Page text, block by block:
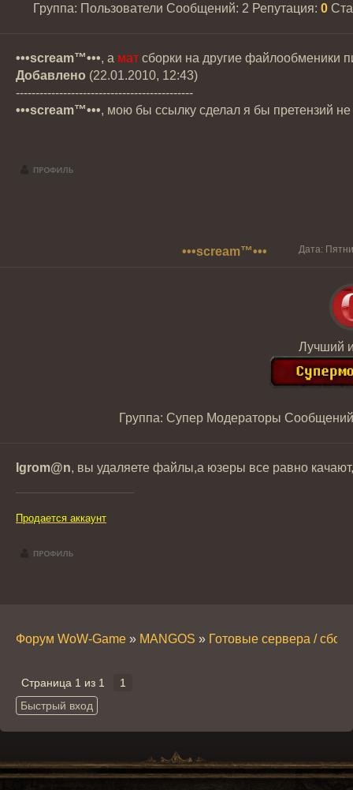
Группа: Пользователи Сообщений: 2 Репутация: 0
•••scream™•••, а мат сборки на другие файлообменики
Добавлено (22.01.2010, 12:43)
---------------------------------------------
•••scream™•••, мою бы ссылку сделал я бы претензий
•••scream™••• Дата:
Лучший
Группа: Супер Модераторы
Igrom@n, вы удаляете файлы,а юзеры все равно
Продается аккаунт
Форум WoW-Game » MANGOS » Готовые сервера /
Страница 1 из 1 1